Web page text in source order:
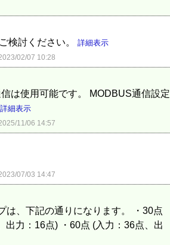
検討ください。 詳細表示
02/07 10:28
は使用可能です。 MODBUS通信設定
詳細表示
11/06 14:57
07/03 14:47
は、下記の通りになります。 ・30点
出力：16点) ・60点 (入力：36点、出